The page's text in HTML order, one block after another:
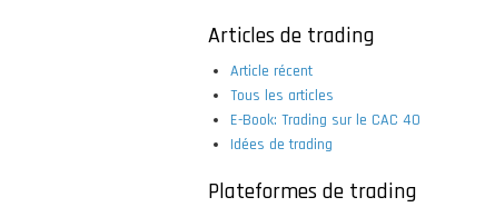
Articles de trading
Article récent
Tous les articles
E-Book: Trading sur le CAC 40
Idées de trading
Plateformes de trading